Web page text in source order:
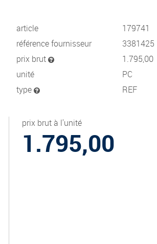
article
179741
référence fournisseur
3381425
prix brut
1.795,00
unité
PC
type
REF
prix brut à l'unité
1.795,00